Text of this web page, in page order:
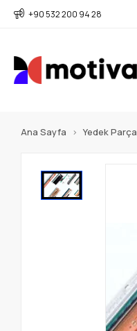
+90 532 200 94 28
Ana Sayfa Yedek